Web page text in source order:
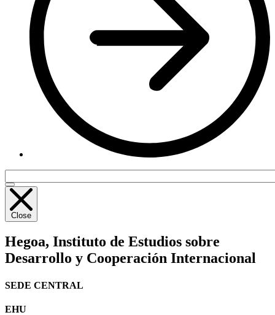
Close
Hegoa, Instituto de Estudios sobre
Desarrollo y Cooperación Internacional
SEDE CENTRAL
EHU